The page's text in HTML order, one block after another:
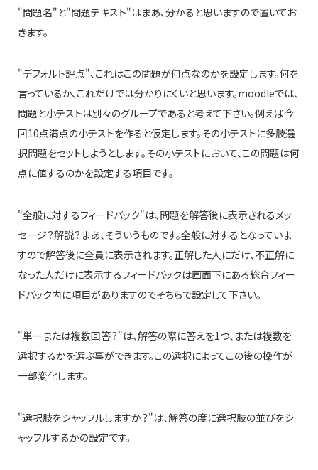
"問題名"と"問題テキスト"はまあ、分かると思いますので置いてお
きます。
"デフォルト評点"、これはこの問題が何点なのかを設定します。何を
言っているか、これだけでは分かりにくいと思います。moodleでは、
問題と小テストは別々のグループであると考えて下さい。例えば今
回10点満点の小テストを作ると仮定します。その小テストに多肢選
択問題をセットしようとします。その小テストにおいて、この問題は何
点に値するのかを設定する項目です。
"全般に対するフィードバック"は、問題を解答後に表示されるメッ
セージ？解説？まあ、そういうものです。全般に対するとなっていま
すので解答後に全員に表示されます。正解した人にだけ、不正解に
なった人だけに表示するフィードバックは画面下にある総合フィー
ドバック内に項目がありますのでそちらで設定して下さい。
"単一または複数回答？"は、解答の際に答えを1つ、または複数を
選択するかを選ぶ事ができます。この選択によってこの後の操作が
一部変化します。
"選択肢をシャッフルしますか？"は、解答の度に選択肢の並びをシ
ャッフルするかの設定です。